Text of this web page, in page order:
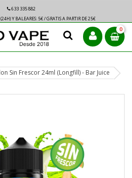
633 335 882
Y BALEARES: 5€ / GRATIS A PARTIR DE 25€
0
Sin Frescor 24ml (Longfill) - Bar Juice